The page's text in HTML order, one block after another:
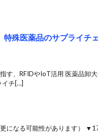
殊医薬品のサプライチ
す、RFIDやIoT活用 医薬品卸
イチ[…]
になる可能性があります）